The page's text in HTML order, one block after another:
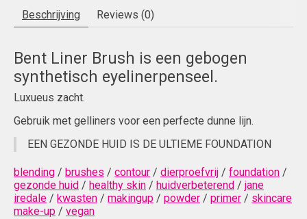
Beschrijving Reviews (0)
Bent Liner Brush is een gebogen
synthetisch eyelinerpenseel.
Luxueus zacht.
Gebruik met gelliners voor een perfecte dunne lijn.
EEN GEZONDE HUID IS DE ULTIEME FOUNDATION
blending / brushes / contour / dierproefvrij / foundation /
gezonde huid / healthy skin / huidverbeterend / jane
iredale / kwasten / makingup / powder / primer / skincare
make-up / vegan